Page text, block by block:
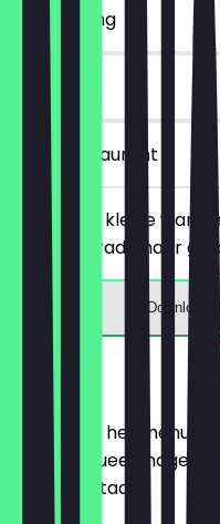
~€ 3 korting
30 dagen
in het restaurant
Bestel een kleine
gratis upgrade naar
Download
Menu
Hier vind je het menu
het zo actueel
wachten staat.